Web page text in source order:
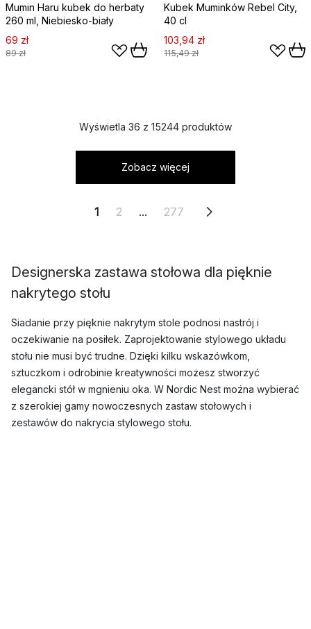
Mumin Haru kubek do herbaty
260 ml, Niebiesko-biały
69 zł
89 zł
Kubek Muminków Rebel City,
40 cl
103,94 zł
115,49 zł
Wyświetla 36 z 15244 produktów
Zobacz więcej
1 2 ... 277
Designerska zastawa stołowa dla pięknie
nakrytego stołu
Siadanie przy pięknie nakrytym stole podnosi nastrój i
oczekiwanie na posiłek. Zaprojektowanie stylowego układu
stołu nie musi być trudne. Dzięki kilku wskazówkom,
sztuczkom i odrobinie kreatywności możesz stworzyć
elegancki stół w mgnieniu oka. W Nordic Nest można wybierać
z szerokiej gamy nowoczesnych zastaw stołowych i
zestawów do nakrycia stylowego stołu.